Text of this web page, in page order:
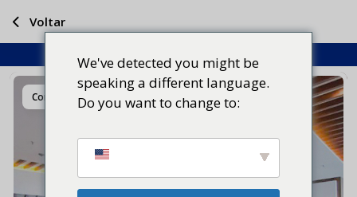
Compartilhar
Voltar
We've detected you might be
speaking a different language.
Do you want to change to: